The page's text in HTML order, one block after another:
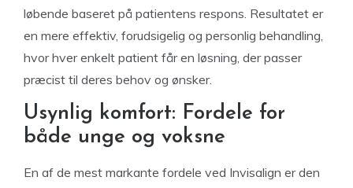
løbende baseret på patientens respons. Resultatet er
en mere effektiv, forudsigelig og personlig behandling,
hvor hver enkelt patient får en løsning, der passer
præcist til deres behov og ønsker.
Usynlig komfort: Fordele for
både unge og voksne
En af de mest markante fordele ved Invisalign er den